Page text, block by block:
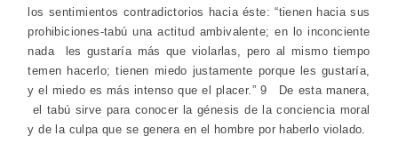
los sentimientos contradictorios hacia éste: “tienen hacia sus
prohibiciones-tabú una actitud ambivalente; en lo inconciente
nada les gustaría más que violarlas, pero al mismo tiempo
temen hacerlo; tienen miedo justamente porque les gustaría,
y el miedo es más intenso que el placer.” 9 De esta manera,
el tabú sirve para conocer la génesis de la conciencia moral
y de la culpa que se genera en el hombre por haberlo violado.